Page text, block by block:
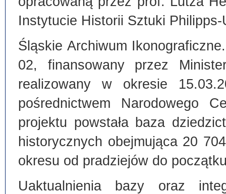
Instytucie Historii Sztuki
Śląskie Archiwum
02, finansowany przez
realizowany w okresie
pośrednictwem Narodowego
projektu powstała baza
historycznych obejmująca 20
okresu od pradziejów do
Uaktualnienia bazy oraz